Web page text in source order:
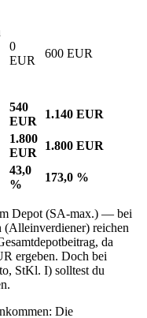
0
EUR
600 EUR
540
EUR
1.140 EUR
1.800
EUR
1.800 EUR
43,0
%
173,0 %
Depot (SA-max.) — bei
reichen
da
ergeben. Doch bei
StKl. I) solltest du
Die